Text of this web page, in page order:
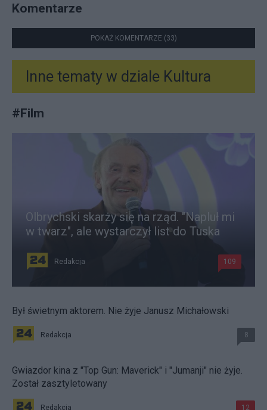
Komentarze
POKAŻ KOMENTARZE (33)
Inne tematy w dziale Kultura
#Film
Olbrychski skarży się na rząd. "Napluł mi
w twarz", ale wystarczył list do Tuska
Redakcja 109
Był świetnym aktorem. Nie żyje Janusz Michałowski
Redakcja 8
Gwiazdor kina z "Top Gun: Maverick" i "Jumanji" nie żyje.
Został zasztyletowany
Redakcja 12